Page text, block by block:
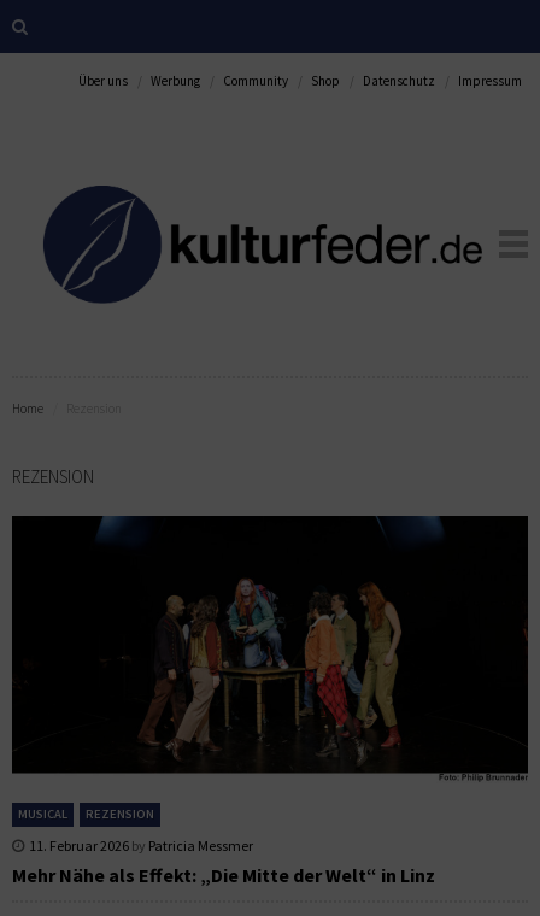
Über uns Werbung Community Shop Datenschutz Impressum
Home
REZENSION
MUSICAL REZENSION
11. Februar 2026 by Patricia Messmer
Mehr Nähe als Effekt: „Die Mitte der Welt“ in Linz